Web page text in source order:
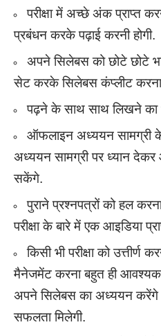
परीक्षा में अच्छे अंक प्राप्त
प्रबंधन करके पढ़ाई करनी होगी.
अपने सिलेबस को छोटे छोटे
सेट करके सिलेबस कंप्लीट करना
पढ़ने के साथ साथ लिखने का
ऑफलाइन अध्ययन सामग्री
अध्ययन सामग्री पर ध्यान देकर
सकेंगे.
पुराने प्रश्नपत्रों को हल
परीक्षा के बारे में एक आइडिया
किसी भी परीक्षा को
मैनेजमेंट करना बहुत ही
अपने सिलेबस का अध्ययन करेंगे
सफलता मिलेगी.